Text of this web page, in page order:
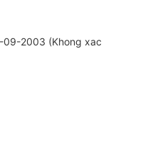
09-2003 (Khong xac